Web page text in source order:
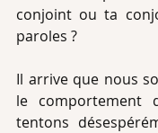
conjoint ou ta
paroles ?
Il arrive que nous
le comportement
tentons